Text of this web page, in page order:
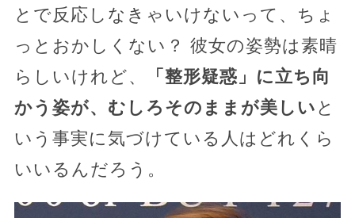
とで反応しなきゃいけないって、ちょ
っとおかしくない？ 彼女の姿勢は素晴
らしいけれど、
「整形疑惑」に立ち向
かう姿が、むしろそのままが美しい と
いう事実に気づけている人はどれくら
いいるんだろう。